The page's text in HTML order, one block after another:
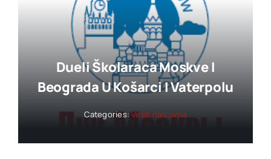
Dueli Školaraca Moskve I
Beograda U Košarci I Vaterpolu
Categories:Vesti naslovna